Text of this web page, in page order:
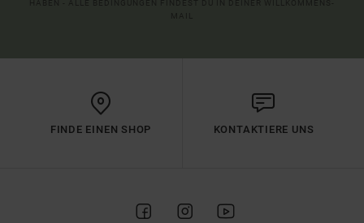
FINDE EINEN SHOP KONTAKTIERE UNS